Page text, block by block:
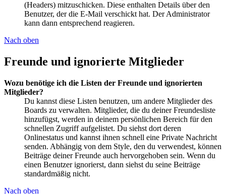
(Headers) mitzuschicken. Diese enthalten Details über den
Benutzer, der die E-Mail verschickt hat. Der Administrator
kann dann entsprechend reagieren.
Nach oben
Freunde und ignorierte Mitglieder
Wozu benötige ich die Listen der Freunde und ignorierten
Mitglieder?
Du kannst diese Listen benutzen, um andere Mitglieder des
Boards zu verwalten. Mitglieder, die du deiner Freundesliste
hinzufügst, werden in deinem persönlichen Bereich für den
schnellen Zugriff aufgelistet. Du siehst dort deren
Onlinestatus und kannst ihnen schnell eine Private Nachricht
senden. Abhängig von dem Style, den du verwendest, können
Beiträge deiner Freunde auch hervorgehoben sein. Wenn du
einen Benutzer ignorierst, dann siehst du seine Beiträge
standardmäßig nicht.
Nach oben